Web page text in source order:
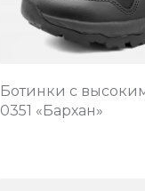
Ботинки с
0351 «Бархан»